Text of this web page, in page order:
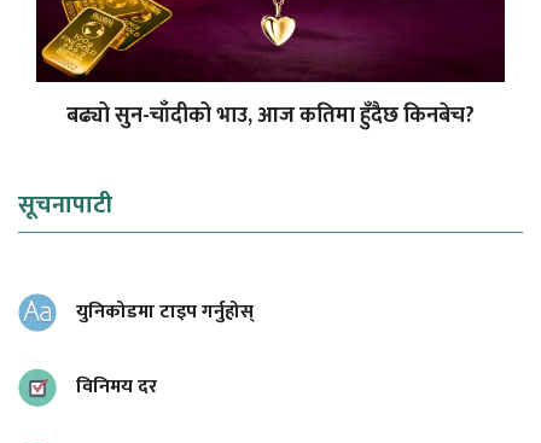
बढ्यो सुन-चाँदीको भाउ, आज कतिमा हुँदैछ किनबेच?
सूचनापाटी
युनिकोडमा टाइप गर्नुहोस्
विनिमय दर